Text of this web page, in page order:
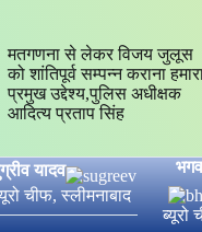
मतगणना से लेकर विजय जुलूस
को शांतिपूर्व सम्पन्न कराना
प्रमुख उद्देश्य,पुलिस अधीक्षक
आदित्य प्रताप सिंह
यादव
चीफ, स्लीमनाबाद
ब्यूरो